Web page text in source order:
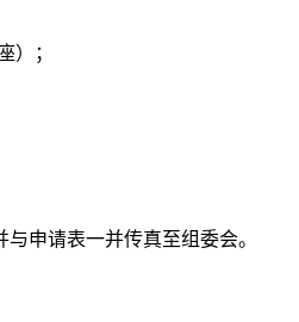
）；
申请表一并传真至组委会。